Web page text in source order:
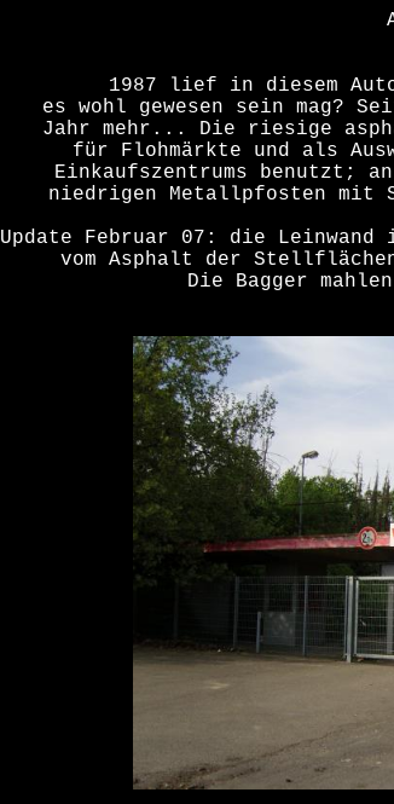
1987 lief in diesem
es wohl gewesen sein mag?
Jahr mehr... Die riesige
für Flohmärkte und als
Einkaufszentrums benutzt;
niedrigen Metallpfosten mit
Update Februar 07: die
vom Asphalt der
Die Bagger